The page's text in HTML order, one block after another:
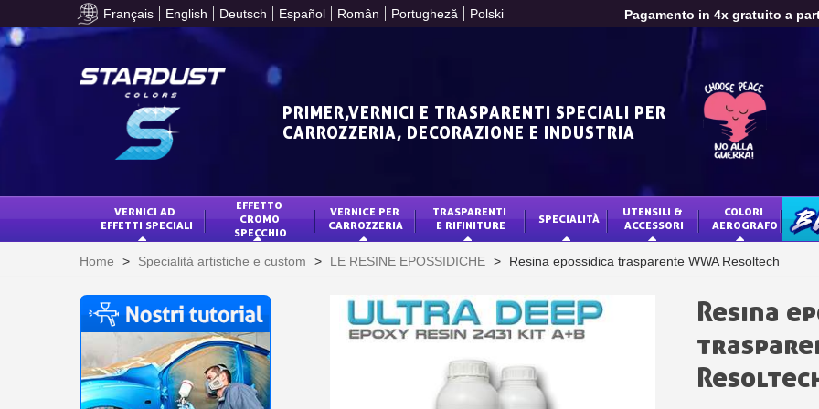
Français English Deutsch Español Român Portugheză Polski
Pagamento in 4x gratuito a
Tuo preventivo
Condividi le tue
Raccogliere punti
Restituzione dei
5€ di sconto
10€ di buono
Iscriviti alla
Consegna
Pagamento in 4x gratuito a
Condividi le tue
Raccogliere punti
Restituzione dei
PRIMER,VERNICI E TRASPARENTI SPECIALI PER
CARROZZERIA, DECORAZIONE E INDUSTRIA
VERNICI AD
EFFETTI SPECIALI
EFFETTO
CROMO
SPECCHIO
VERNICE PER
CARROZZERIA
TRASPARENTI
E RIFINITURE
SPECIALITÀ
UTENSILI &
ACCESSORI
COLORI
AEROGRAFO
Home > Specialità artistiche e custom > LE RESINE EPOSSIDICHE > Resina epossidica trasparente WWA Resoltech
Resina